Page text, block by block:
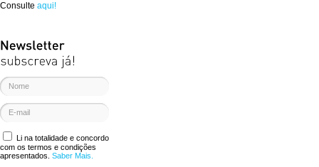
Consulte aqui!
Li na totalidade e concordo
com os termos e condições
apresentados. Saber Mais.